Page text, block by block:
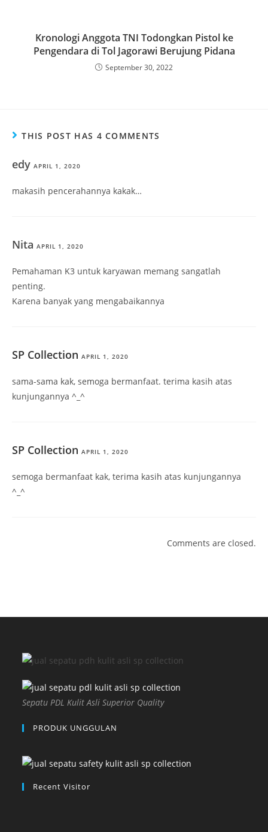
Kronologi Anggota TNI Todongkan Pistol ke
Pengendara di Tol Jagorawi Berujung Pidana
September 30, 2022
THIS POST HAS 4 COMMENTS
edy APRIL 1, 2020
makasih pencerahannya kakak…
Nita APRIL 1, 2020
Pemahaman K3 untuk karyawan memang sangatlah
penting.
Karena banyak yang mengabaikannya
SP Collection APRIL 1, 2020
sama-sama kak, semoga bermanfaat. terima kasih atas
kunjungannya ^_^
SP Collection APRIL 1, 2020
semoga bermanfaat kak, terima kasih atas kunjungannya
^_^
Comments are closed.
Sepatu PDL Kulit Asli Superior Quality
PRODUK UNGGULAN
Recent Visitor